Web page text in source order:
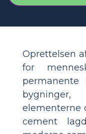
Oprettelsen
for
elementerne
​​cement